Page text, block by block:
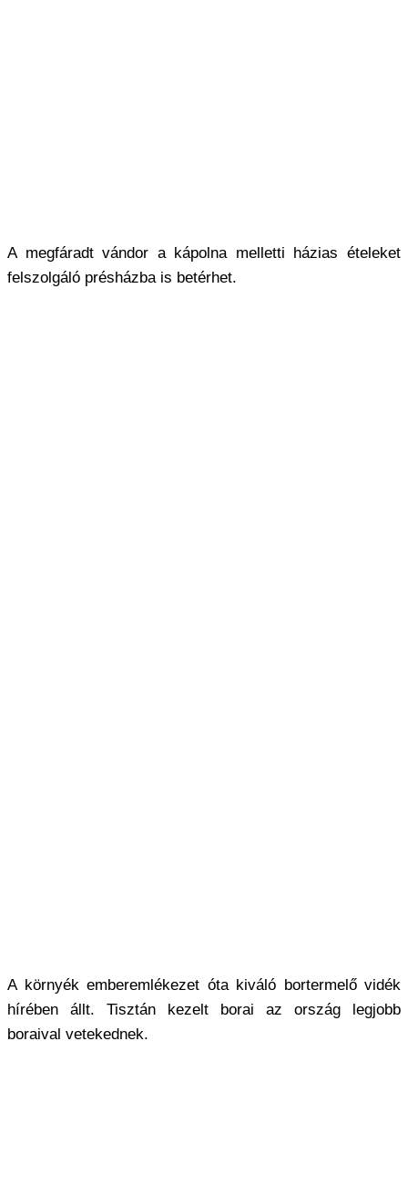
A megfáradt vándor a kápolna melletti házias ételeket
felszolgáló présházba is betérhet.
A környék emberemlékezet óta kiváló bortermelő vidék
hírében állt. Tisztán kezelt borai az ország legjobb
boraival vetekednek.